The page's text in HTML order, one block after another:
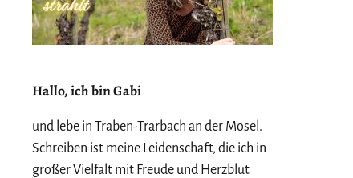
Hallo, ich bin Gabi
und lebe in Traben-Trarbach an der Mosel.
Schreiben ist meine Leidenschaft, die ich in
großer Vielfalt mit Freude und Herzblut